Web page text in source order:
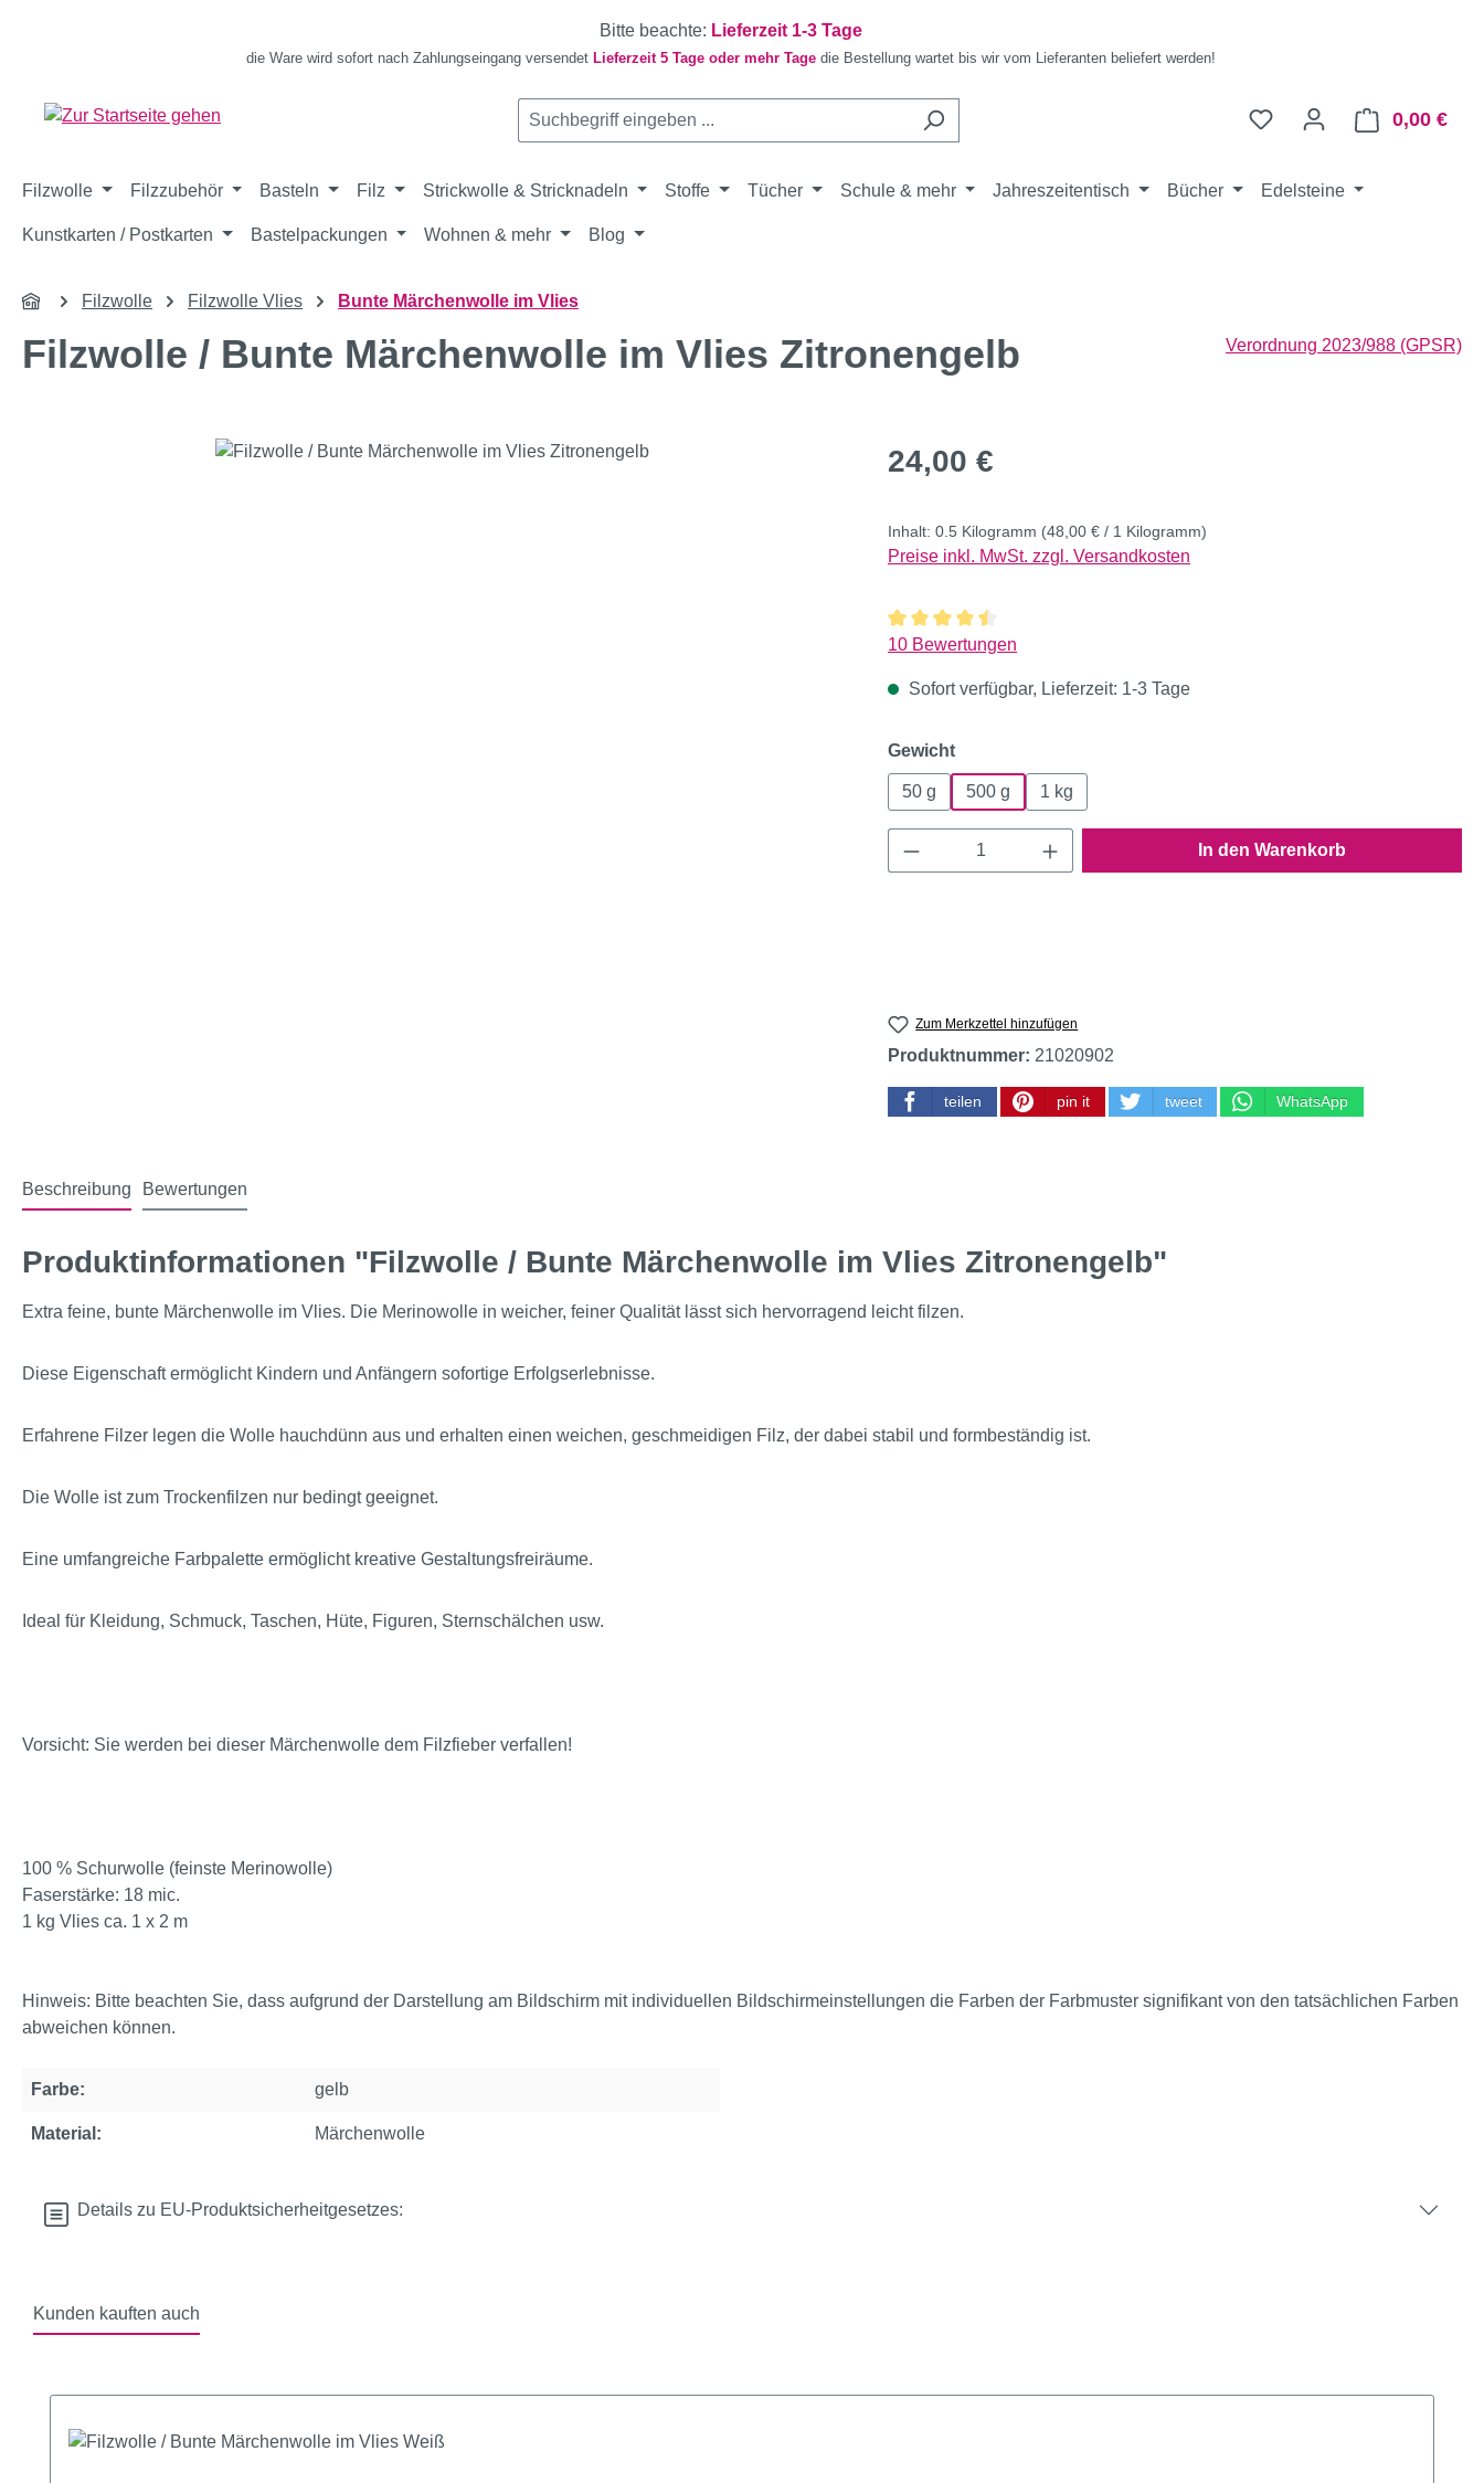
Bitte beachte: Lieferzeit 1-3 Tage
die Ware wird sofort nach Zahlungseingang versendet Lieferzeit 5 Tage oder mehr Tage die Bestellung wartet bis wir vom Lieferanten beliefert werden!
0,00 €
Filzwolle Filzzubehör Basteln Filz Strickwolle & Stricknadeln Stoffe Tücher Schule & mehr Jahreszeitentisch Bücher Edelsteine
Kunstkarten / Postkarten Bastelpackungen Wohnen & mehr Blog
Filzwolle Filzwolle Vlies Bunte Märchenwolle im Vlies
Filzwolle / Bunte Märchenwolle im Vlies Zitronengelb Verordnung 2023/988 (GPSR)
Bildergalerie überspringen Regulärer Preis:
24,00 €
Inhalt: 0.5 Kilogramm (48,00 € / 1 Kilogramm)
Preise inkl. MwSt. zzgl. Versandkosten
Durchschnittliche Bewertung von 4.4 von 5 Sternen
10 Bewertungen
Sofort verfügbar, Lieferzeit: 1-3 Tage
Gewichtauswählen
50 g 500 g 1 kg
Produkt Anzahl: Gib den gewünschten Wert ein
In den Warenkorb
Zum Merkzettel hinzufügen
Produktnummer: 21020902
teilen pin it tweet WhatsApp
Beschreibung Bewertungen
Produktinformationen "Filzwolle / Bunte Märchenwolle im Vlies Zitronengelb"
Extra feine, bunte Märchenwolle im Vlies. Die Merinowolle in weicher, feiner Qualität lässt sich hervorragend leicht filzen.
Diese Eigenschaft ermöglicht Kindern und Anfängern sofortige Erfolgserlebnisse.
Erfahrene Filzer legen die Wolle hauchdünn aus und erhalten einen weichen, geschmeidigen Filz, der dabei stabil und formbeständig ist.
Die Wolle ist zum Trockenfilzen nur bedingt geeignet.
Eine umfangreiche Farbpalette ermöglicht kreative Gestaltungsfreiräume.
Ideal für Kleidung, Schmuck, Taschen, Hüte, Figuren, Sternschälchen usw.
Vorsicht: Sie werden bei dieser Märchenwolle dem Filzfieber verfallen!
100 % Schurwolle (feinste Merinowolle)
Faserstärke: 18 mic.
1 kg Vlies ca. 1 x 2 m
Hinweis: Bitte beachten Sie, dass aufgrund der Darstellung am Bildschirm mit individuellen Bildschirmeinstellungen die Farben der Farbmuster signifikant von den tatsächlichen Farben
abweichen können.
Farbe: gelb
Material: Märchenwolle
Details zu EU-Produktsicherheitgesetzes:
Kunden kauften auch